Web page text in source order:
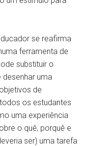
se reafirma
ferramenta de
substituir o
uma
de
os estudantes
uma experiência
o quê, porquê e
ser) uma tarefa